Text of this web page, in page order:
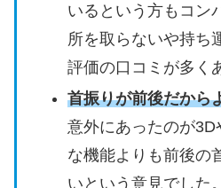
いるという方もコン
所を取らないや持ち
評価の口コミが多く
首振りが前後だから
意外にあったのが
な機能よりも前後の
いという意見でした